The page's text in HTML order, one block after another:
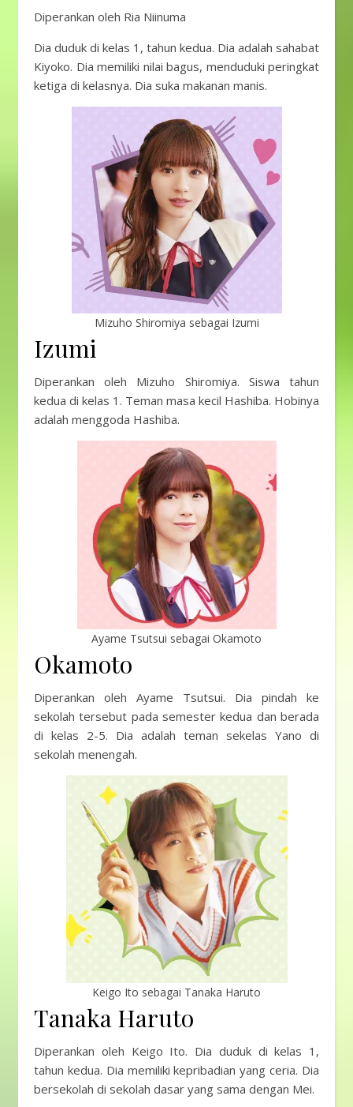
Diperankan oleh Ria Niinuma
Dia duduk di kelas 1, tahun kedua. Dia adalah sahabat
Kiyoko. Dia memiliki nilai bagus, menduduki peringkat
ketiga di kelasnya. Dia suka makanan manis.
Mizuho Shiromiya sebagai Izumi
Izumi
Diperankan oleh Mizuho Shiromiya. Siswa tahun
kedua di kelas 1. Teman masa kecil Hashiba. Hobinya
adalah menggoda Hashiba.
Ayame Tsutsui sebagai Okamoto
Okamoto
Diperankan oleh Ayame Tsutsui. Dia pindah ke
sekolah tersebut pada semester kedua dan berada
di kelas 2-5. Dia adalah teman sekelas Yano di
sekolah menengah.
Keigo Ito sebagai Tanaka Haruto
Tanaka Haruto
Diperankan oleh Keigo Ito. Dia duduk di kelas 1,
tahun kedua. Dia memiliki kepribadian yang ceria. Dia
bersekolah di sekolah dasar yang sama dengan Mei.